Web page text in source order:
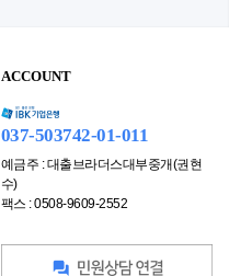
ACCOUNT
037-503742-01-011
예금주 : 대출브라더스대부중개(권현
수)
팩스 : 0508-9609-2552